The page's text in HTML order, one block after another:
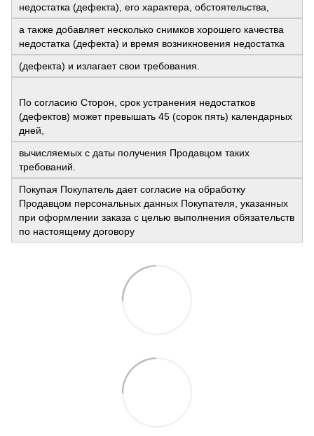
недостатка (дефекта), его характера, обстоятельства,
а также добавляет несколько снимков хорошего качества
недостатка (дефекта) и время возникновения недостатка
(дефекта) и излагает свои требования.
По согласию Сторон, срок устранения недостатков
(дефектов) может превышать 45 (сорок пять) календарных
дней,
вычисляемых с даты получения Продавцом таких
требований.
Покупая Покупатель дает согласие на обработку
Продавцом персональных данных Покупателя, указанных
при оформлении заказа с целью выполнения обязательств
по настоящему договору